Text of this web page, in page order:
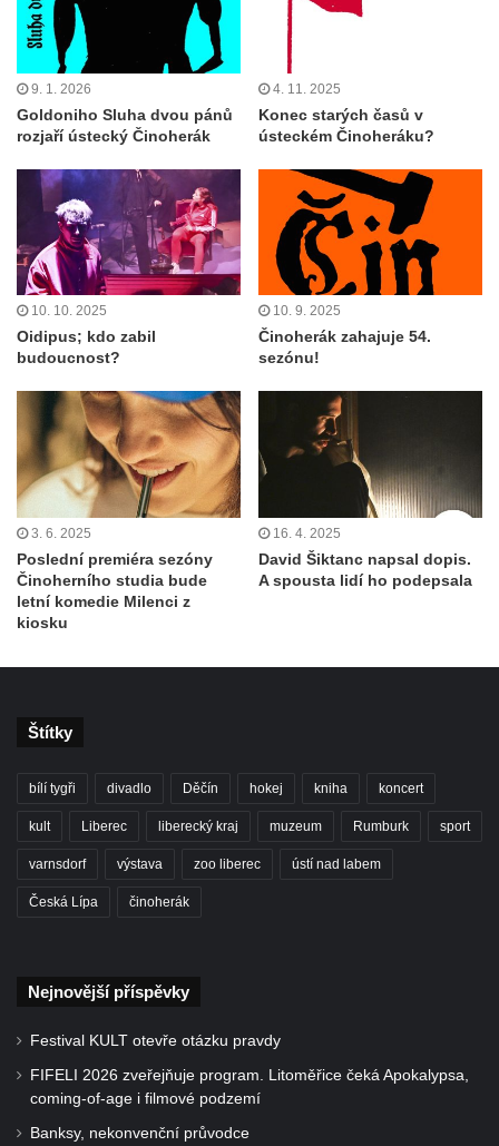
9. 1. 2026
Goldoniho Sluha dvou pánů
rozjaří ústecký Činoherák
4. 11. 2025
Konec starých časů v
ústeckém Činoheráku?
10. 10. 2025
Oidipus; kdo zabil
budoucnost?
10. 9. 2025
Činoherák zahajuje 54.
sezónu!
3. 6. 2025
Poslední premiéra sezóny
Činoherního studia bude
letní komedie Milenci z
kiosku
16. 4. 2025
David Šiktanc napsal dopis.
A spousta lidí ho podepsala
Štítky
bílí tygři divadlo Děčín hokej kniha koncert
kult Liberec liberecký kraj muzeum Rumburk sport
varnsdorf výstava zoo liberec ústí nad labem
Česká Lípa činoherák
Nejnovější příspěvky
Festival KULT otevře otázku pravdy
FIFELI 2026 zveřejňuje program. Litoměřice čeká Apokalypsa,
coming-of-age i filmové podzemí
Banksy, nekonvenční průvodce